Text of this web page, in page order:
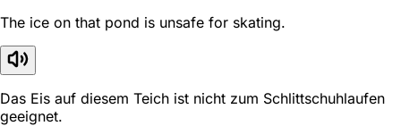
The ice on that pond is unsafe for skating.
Das Eis auf diesem Teich ist nicht zum Schlittschuhlaufen
geeignet.